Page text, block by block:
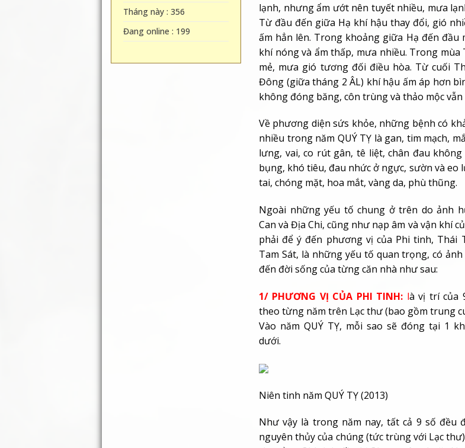
Tháng này : 356
Đang online : 199
lạnh, nhưng ẩm ướt nên tuyết nhiều, mưa
Từ đầu đến giữa Hạ khí hậu thay đổi, gió
ấm hẳn lên. Trong khoảng giữa Hạ đến đầu
khí nóng và ẩm thấp, mưa nhiều. Trong mùa
mẻ, mưa gió tương đối điều hòa. Từ cuối
Đông (giữa tháng 2 ÂL) khí hậu ấm áp hơn
không đóng băng, côn trùng và thảo mộc vẫn
Về phương diện sứs khỏe, những bệnh có
nhiều trong năm QUÝ TỴ là gan, tim mạch,
lưng, vai, co rút gân, tê liệt, chân đau
bụng, khó tiêu, đau nhức ở ngực, sườn và eo
tai, chóng mặt, hoa mắt, vàng da, phù thũng.
Ngoài những yếu tố chung ở trên do ảnh
Can và Địa Chi, cũng như nạp âm và vận khí
phải để ý đến phương vị của Phi tinh, Thái
Tam Sát, là những yếu tố quan trọng, có
đến đời sống của từng căn nhà như sau:
1/ PHƯƠNG VỊ CỦA PHI TINH: là vị trí của
theo từng năm trên Lạc thư (bao gồm trung
Vào năm QUÝ TỴ, mỗi sao sẽ đóng tại 1
dưới.
Niên tinh năm QUÝ TỴ (2013)
Như vậy là trong năm nay, tất cả 9 số đều
nguyên thủy của chúng (tức trùng với Lạc